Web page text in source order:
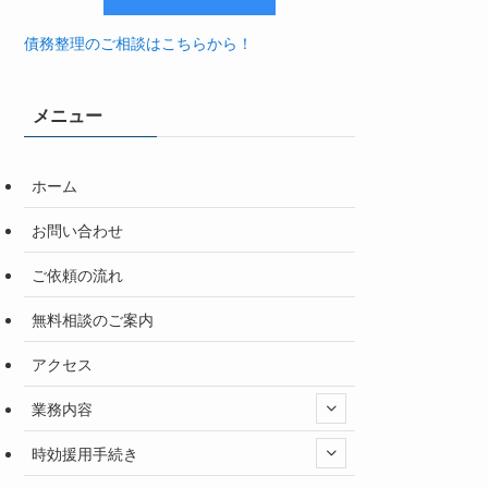
債務整理のご相談はこちらから！
メニュー
ホーム
お問い合わせ
ご依頼の流れ
無料相談のご案内
アクセス
業務内容
時効援用手続き